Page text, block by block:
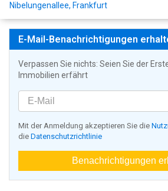
Nibelungenallee, Frankfurt
E-Mail-Benachrichtigungen
Verpassen Sie nichts: Seien Sie der
Immobilien erfährt
Mit der Anmeldung akzeptieren Sie die
die Datenschutzrichtlinie
Benachrichtigungen